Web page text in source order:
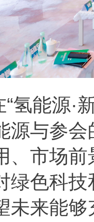
能源·新
源与参
、市场
绿色科
未来能